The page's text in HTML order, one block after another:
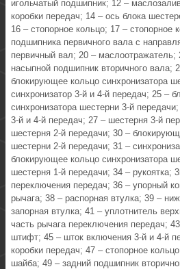
игольчатый подшипник; 12 –
коробки передач; 14 – ось блока
16 – стопорное кольцо; 17 – стопорное
подшипника первичного вала с
первичный вал; 20 – маслоотражатель;
насыпной подшипник вторичного вала;
блокирующее кольцо синхронизатора
синхронизатор 3‑й и 4‑й передач; 25 –
синхронизатора шестерни 3‑й
3‑й и 4‑й передач; 27 – шестерня 3‑й
шестерня 2‑й передачи; 30 –
шестерни 2‑й передачи; 31 –
блокирующее кольцо синхронизатора
шестерня 1‑й передачи; 34 – рукоятка;
переключения передач; 36 – упорный
рычага; 38 – распорная втулка; 39 –
запорная втулка; 41 – уплотнитель
часть рычага переключения передач;
штифт; 45 – шток включения 3‑й и 4‑й
коробки передач; 47 – стопорное
шайба; 49 – задний подшипник